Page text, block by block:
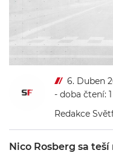
6. Duben
- doba čtení:
Redakce
Nico Rosberg sa